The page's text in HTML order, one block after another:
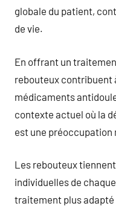
globale du patient,
de vie.
En offrant un
rebouteux contribuent
médicaments
contexte actuel où la
est une préoccupation
Les rebouteux
individuelles de
traitement plus